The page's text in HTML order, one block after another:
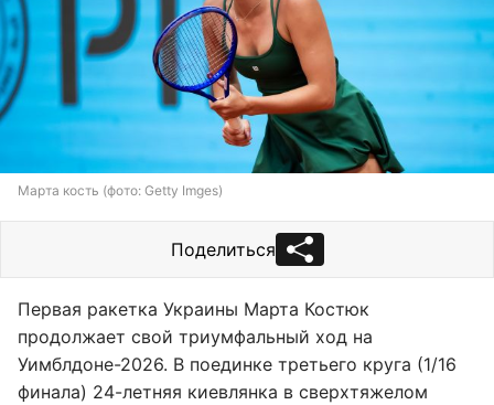
Марта кость (фото: Getty Imges)
Поделиться
Первая ракетка Украины Марта Костюк
продолжает свой триумфальный ход на
Уимблдоне-2026. В поединке третьего круга (1/16
финала) 24-летняя киевлянка в сверхтяжелом